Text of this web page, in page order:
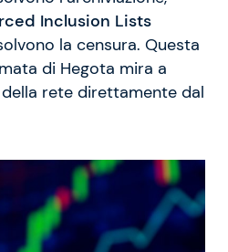
Inclusion Lists
la censura. Questa
di Hegota mira a
rete direttamente dal